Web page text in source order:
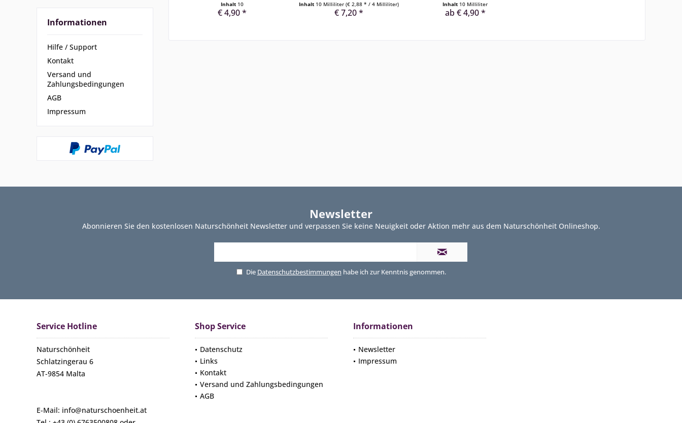
Informationen
Hilfe / Support
Kontakt
Versand und
Zahlungsbedingungen
AGB
Impressum
Inhalt 10
€ 4,90 *
Inhalt 10 Milliliter (€ 2,88 * / 4 Milliliter)
€ 7,20 *
Inhalt 10 Milliliter
ab € 4,90 *
Newsletter
Abonnieren Sie den kostenlosen Naturschönheit Newsletter und verpassen Sie keine Neuigkeit oder Aktion mehr aus dem Naturschönheit Onlineshop.
Die Datenschutzbestimmungen habe ich zur Kenntnis genommen.
Service Hotline
Naturschönheit
Schlatzingerau 6
AT-9854 Malta
E-Mail: info@naturschoenheit.at
Shop Service
Datenschutz
Links
Kontakt
Versand und Zahlungsbedingungen
AGB
Informationen
Newsletter
Impressum